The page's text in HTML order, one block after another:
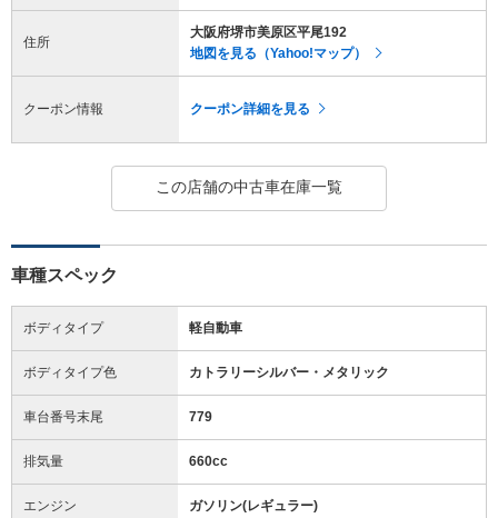
住所
大阪府堺市美原区平尾192
地図を見る（Yahoo!マップ）
クーポン情報 クーポン詳細を見る
この店舗の中古車在庫一覧
車種スペック
ボディタイプ 軽自動車
ボディタイプ色 カトラリーシルバー・メタリック
車台番号末尾 779
排気量 660cc
エンジン ガソリン(レギュラー)